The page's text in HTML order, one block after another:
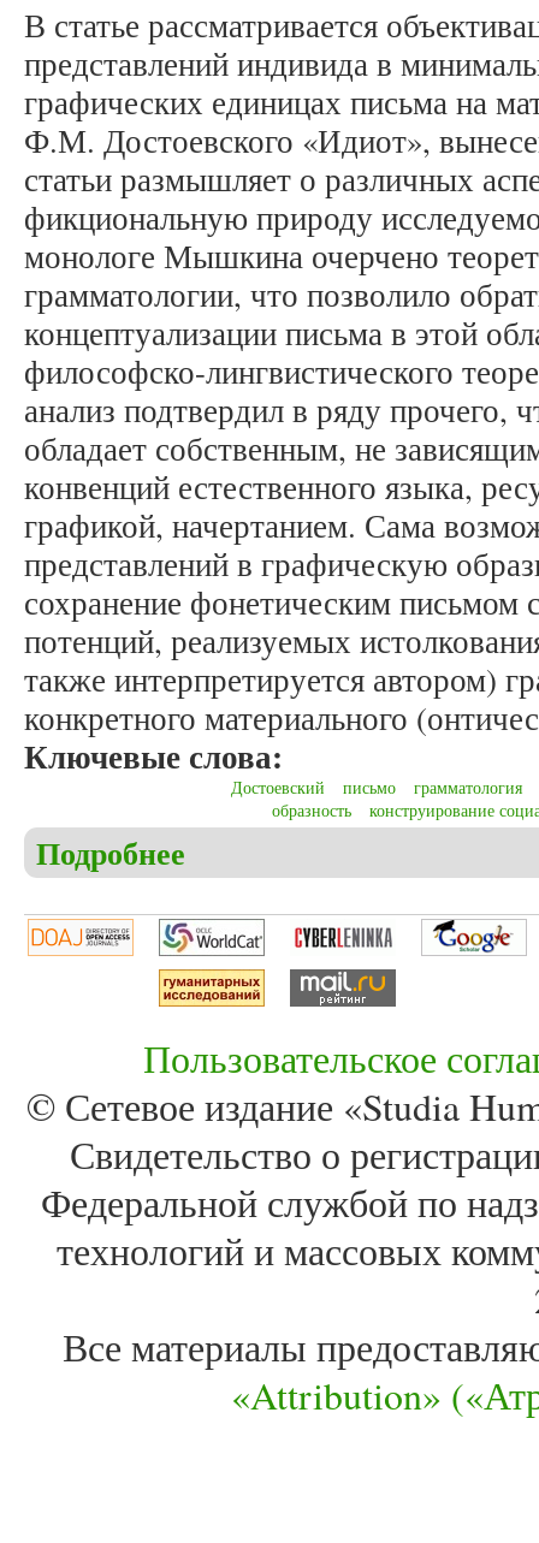
В статье рассматривается
представлений индивида в
графических единицах письма на
Ф.М. Достоевского «Идиот»,
статьи размышляет о различных
фикциональную природу
монологе Мышкина очерчено
грамматологии, что позволило
концептуализации письма в этой
философско-лингвистического
анализ подтвердил в ряду прочего,
обладает собственным, не
конвенций естественного языка,
графикой, начертанием. Сама
представлений в графическую
сохранение фонетическим письмом
потенций, реализуемых
также интерпретируется автором)
конкретного материального
Ключевые слова:
Достоевский письмо
грамматология
образность
конструирование
Подробнее
Пользовательское
© Сетевое издание «Studia
Свидетельство о
Федеральной службой по
технологий и массовых
Все материалы
«Attribution»